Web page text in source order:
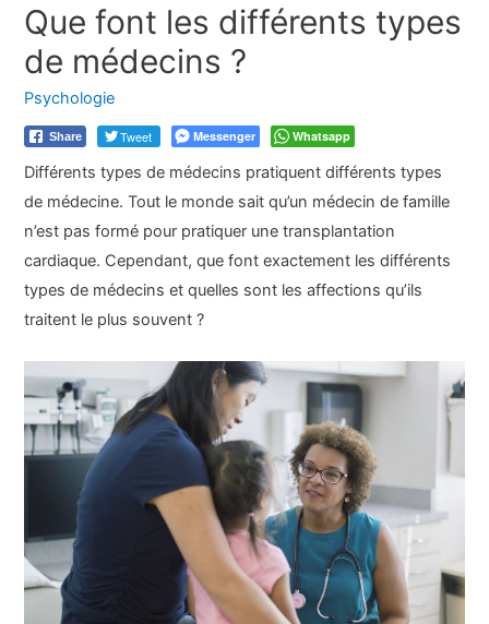
Que font les différents types
de médecins ?
Psychologie
Share Tweet Messenger Whatsapp
Différents types de médecins pratiquent différents types
de médecine. Tout le monde sait qu’un médecin de famille
n’est pas formé pour pratiquer une transplantation
cardiaque. Cependant, que font exactement les différents
types de médecins et quelles sont les affections qu’ils
traitent le plus souvent ?